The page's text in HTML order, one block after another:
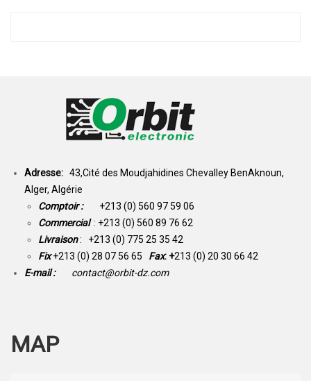
Adresse: 43,Cité des Moudjahidines Chevalley BenAknoun,
Alger, Algérie
Comptoir : +213 (0) 560 97 59 06
Commercial : +213 (0) 560 89 76 62
Livraison: +213 (0) 775 25 35 42
Fix +213 (0) 28 07 56 65 Fax: +213 (0) 20 30 66 42
E-mail :
contact@orbit-dz.com
MAP